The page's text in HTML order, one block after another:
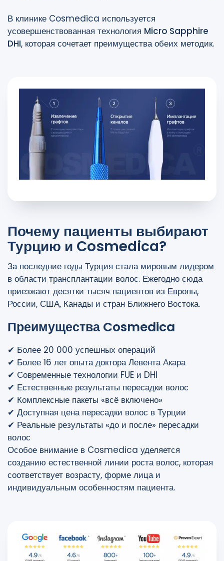
В клинике Cosmedica используется
усовершенствованная технология Micro Sapphire
DHI, которая сочетает преимущества обеих методик.
Почему пациенты выбирают
Турцию и Cosmedica?
За последние годы Турция стала мировым лидером
в области трансплантации волос. Ежегодно сюда
приезжают десятки тысяч пациентов из Европы,
России, США, Канады и стран Ближнего Востока.
Преимущества Cosmedica
✔ Более 20 000 успешных операций
✔ Более 16 лет опыта доктора Левента Акара
✔ Современные технологии FUE и DHI
✔ Естественные результаты пересадки волос
✔ Комплексные пакеты «всё включено»
✔ Доступная цена пересадки волос в Турции
✔ Реальные результаты «до и после» пересадки
волос
Особое внимание в Cosmedica уделяется
созданию естественной линии роста волос, которая
соответствует возрасту, форме лица и
индивидуальным особенностям пациента.